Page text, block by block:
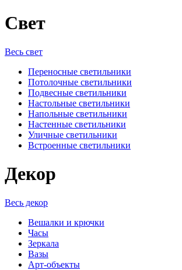
Свет
Весь свет
Переносные светильники
Потолочные светильники
Подвесные светильники
Настольные светильники
Напольные светильники
Настенные светильники
Уличные светильники
Встроенные светильники
Декор
Весь декор
Вешалки и крючки
Часы
Зеркала
Вазы
Арт-объекты